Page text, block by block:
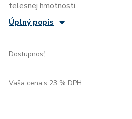
telesnej hmotnosti.
Úplný popis
Dostupnosť
Vaša cena s 23 % DPH